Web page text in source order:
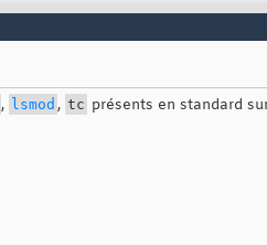
, lsmod , tc présents en standard